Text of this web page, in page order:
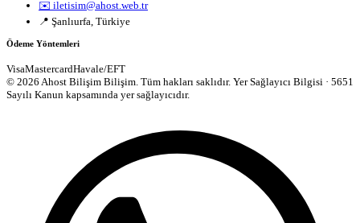
✉️ iletisim@ahost.web.tr
📍 Şanlıurfa, Türkiye
Ödeme Yöntemleri
VisaMastercardHavale/EFT
© 2026 Ahost Bilişim Bilişim. Tüm hakları saklıdır. Yer Sağlayıcı Bilgisi · 5651
Sayılı Kanun kapsamında yer sağlayıcıdır.